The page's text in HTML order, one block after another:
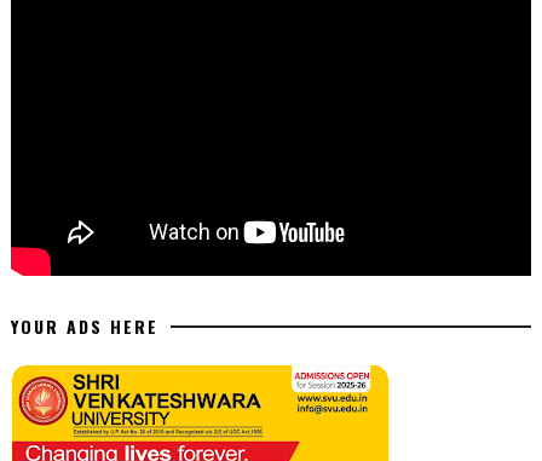
YOUR ADS HERE